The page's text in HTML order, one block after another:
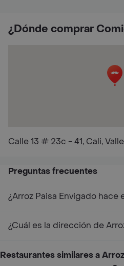
¿Dónde comprar
Calle 13 # 23c - 41, Cali,
Preguntas frecuentes
¿Arroz Paisa Envigado hace
¿Cuál es la dirección de
Restaurantes similares a